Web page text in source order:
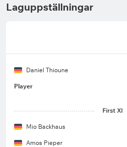
Laguppställningar
Daniel Thioune
Player
First XI
Mio Backhaus
Amos Pieper